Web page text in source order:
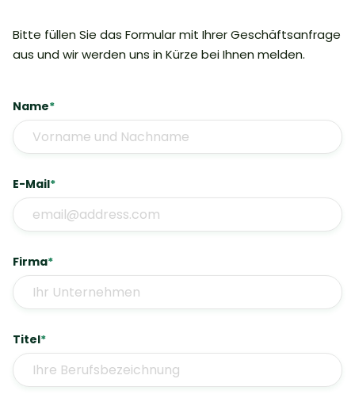
Bitte füllen Sie das Formular mit Ihrer Geschäftsanfrage
aus und wir werden uns in Kürze bei Ihnen melden.
*
Name
*
E-Mail
*
Firma
*
Titel